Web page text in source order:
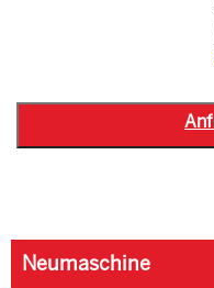
Neumaschine